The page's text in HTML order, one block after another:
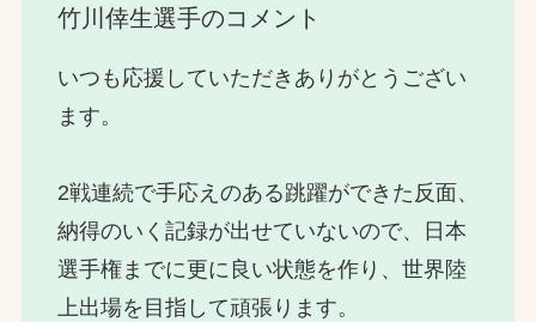
竹川倖生選手のコメント
いつも応援していただきありがとうござい
ます。
2戦連続で手応えのある跳躍ができた反面、
納得のいく記録が出せていないので、日本
選手権までに更に良い状態を作り、世界陸
上出場を目指して頑張ります。